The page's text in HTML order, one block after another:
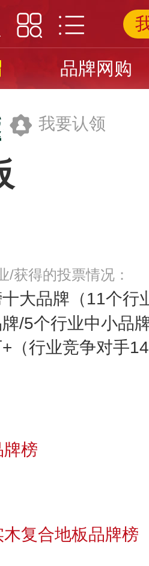
品牌网购
我要认领
/获得的投票情况：
大品牌 （11个行
/5个行业中小品
（行业竞争对手
牌榜
木复合地板品牌榜